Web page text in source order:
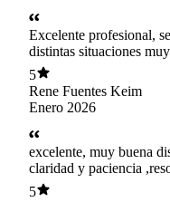
Excelente profesional,
distintas situaciones
recomendable
5
Rene Fuentes Keim
Enero 2026
excelente, muy buena
claridad y paciencia
me oriento de forma
5